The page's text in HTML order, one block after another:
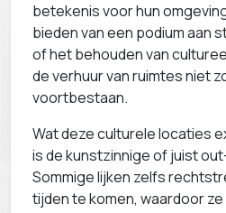
betekenis voor hun
bieden van een podium aan
of het behouden van
de verhuur van ruimtes niet
voortbestaan.
Wat deze culturele locaties
is de kunstzinnige of juist
Sommige lijken zelfs
tijden te komen, waardoor